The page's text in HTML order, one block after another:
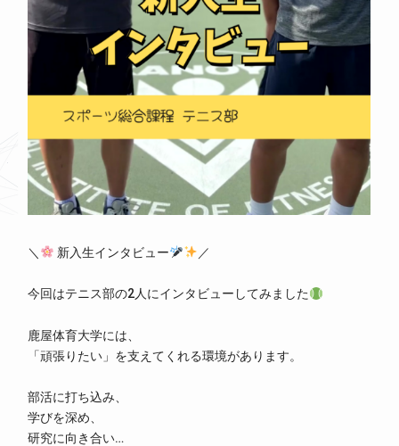
＼ 新入生インタビュー ／
今回はテニス部の2人にインタビューしてみました
鹿屋体育大学には、
「頑張りたい」を支えてくれる環境があります。
部活に打ち込み、
学びを深め、
研究に向き合い…